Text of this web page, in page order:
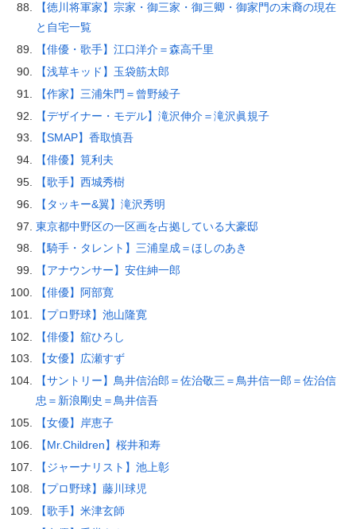
【徳川将軍家】宗家・御三家・御三卿・御家門の末裔の現在
と自宅一覧
【俳優・歌手】江口洋介＝森高千里
【浅草キッド】玉袋筋太郎
【作家】三浦朱門＝曾野綾子
【デザイナー・モデル】滝沢伸介＝滝沢眞規子
【SMAP】香取慎吾
【俳優】筧利夫
【歌手】西城秀樹
【タッキー&翼】滝沢秀明
東京都中野区の一区画を占拠している大豪邸
【騎手・タレント】三浦皇成＝ほしのあき
【アナウンサー】安住紳一郎
【俳優】阿部寛
【プロ野球】池山隆寛
【俳優】舘ひろし
【女優】広瀬すず
【サントリー】鳥井信治郎＝佐治敬三＝鳥井信一郎＝佐治信
忠＝新浪剛史＝鳥井信吾
【女優】岸恵子
【Mr.Children】桜井和寿
【ジャーナリスト】池上彰
【プロ野球】藤川球児
【歌手】米津玄師